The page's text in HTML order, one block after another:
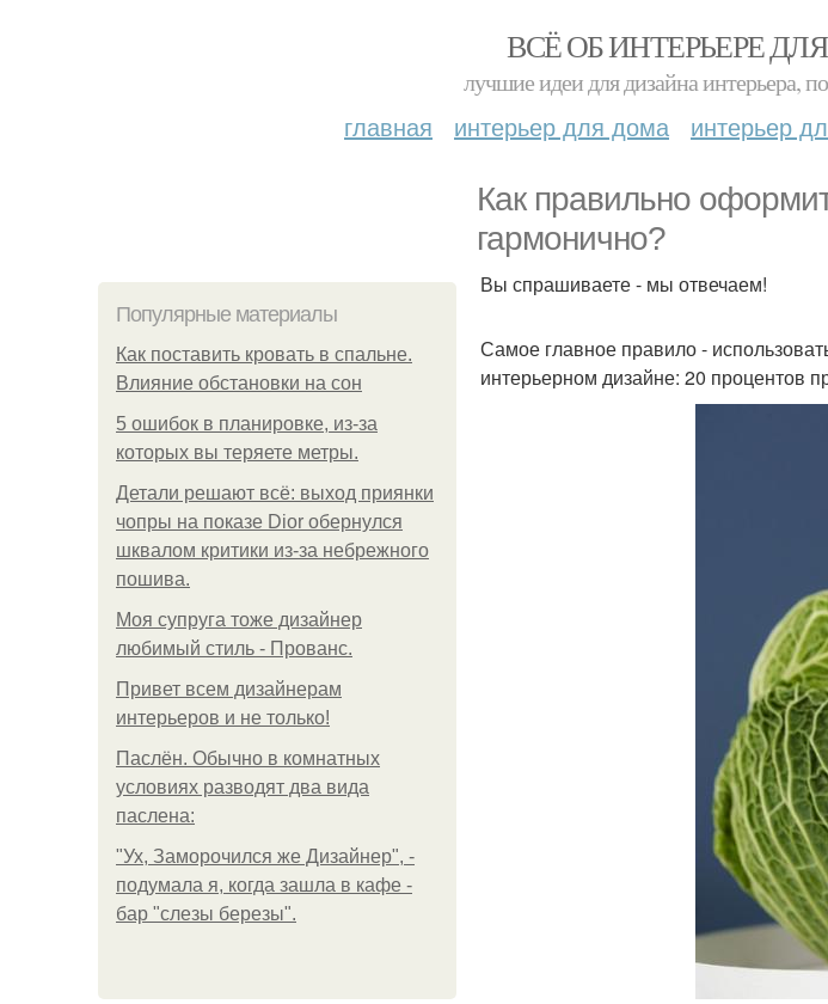
ВСЁ ОБ ИНТЕРЬЕРЕ
лучшие идеи для дизайна интерьера,
главная интерьер для дома интерьер
Как правильно
гармонично?
Популярные материалы
Как поставить кровать в спальне.
Влияние обстановки на сон
5 ошибок в планировке, из-за
которых вы теряете метры.
Детали решают всё: выход приянки
чопры на показе Dior обернулся
шквалом критики из-за небрежного
пошива.
Моя супруга тоже дизайнер
любимый стиль - Прованс.
Привет всем дизайнерам
интерьеров и не только!
Паслён. Обычно в комнатных
условиях разводят два вида
паслена:
"Ух, Заморочился же Дизайнер", -
подумала я, когда зашла в кафе -
бар "слезы березы".
Вы спрашиваете - мы отвечаем!
Самое главное правило -
интерьерном дизайне: 20 процентов